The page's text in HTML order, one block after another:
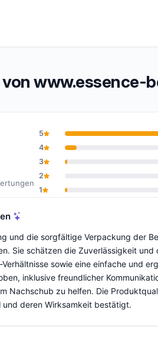
www.essence-
von 10
5
4
3
2
1
und die sorgfältige Verpackung der
Sie schätzen die Zuverlässigkeit
sowie eine einfache und
inklusive freundlicher
Nachschub zu helfen. Die
deren Wirksamkeit bestätigt.